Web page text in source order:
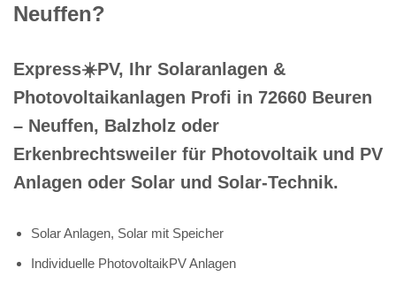
Neuffen?
Express☀️PV️, Ihr Solaranlagen &
Photovoltaikanlagen Profi in 72660 Beuren
– Neuffen, Balzholz oder
Erkenbrechtsweiler für Photovoltaik und PV
Anlagen oder Solar und Solar-Technik.
Solar Anlagen, Solar mit Speicher
Individuelle PhotovoltaikPV Anlagen